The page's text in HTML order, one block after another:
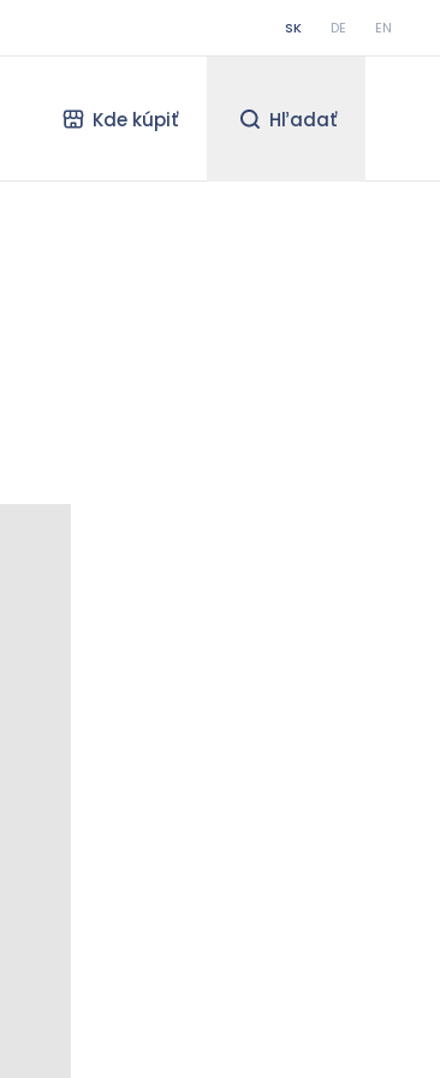
SK DE EN
Kde kúpiť Hľadať